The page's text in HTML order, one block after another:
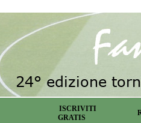
ISCRIVITI
GRATIS